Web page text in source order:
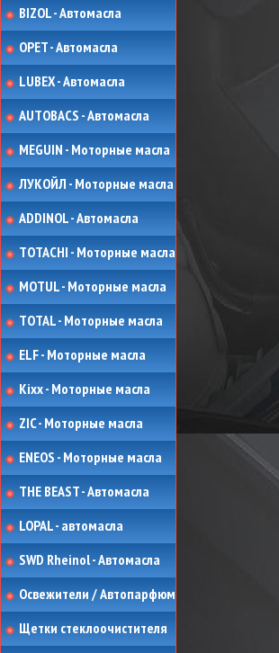
BIZOL - Автомасла
OPET - Автомасла
LUBEX - Автомасла
AUTOBACS - Автомасла
MEGUIN - Моторные масла
ЛУКОЙЛ - Моторные масла
ADDINOL - Автомасла
TOTACHI - Моторные масла
MOTUL - Моторные масла
TOTAL - Моторные масла
ELF - Моторные масла
Kixx - Моторные масла
ZIC - Моторные масла
ENEOS - Моторные масла
THE BEAST - Автомасла
LOPAL - автомасла
SWD Rheinol - Автомасла
Освежители / Автопарфюм
Щетки стеклоочистителя